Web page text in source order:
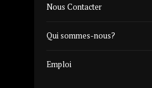
Nous Contacter
Qui sommes-nous?
Emploi